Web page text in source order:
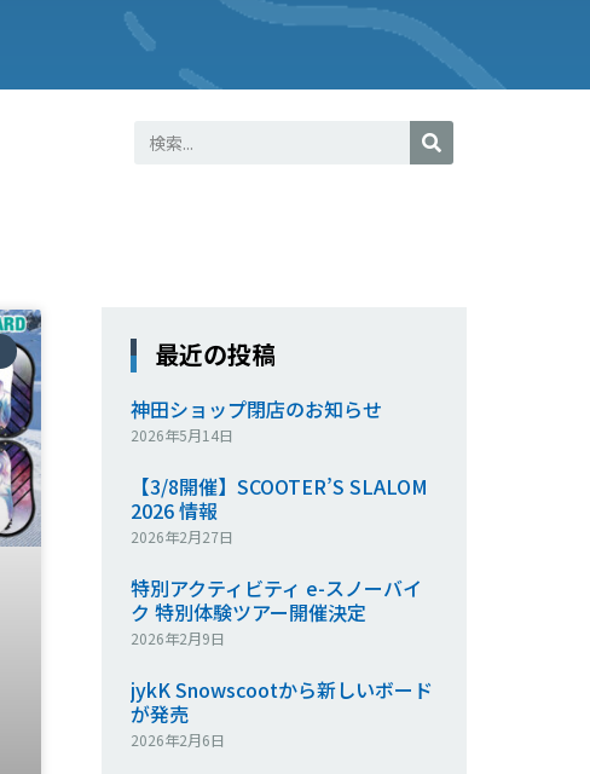
最近の投稿
神田ショップ閉店のお知らせ
2026年5月14日
【3/8開催】SCOOTER’S SLALOM
2026 情報
2026年2月27日
特別アクティビティ e-スノーバイ
ク 特別体験ツアー開催決定
2026年2月9日
jykK Snowscootから新しいボード
が発売
2026年2月6日